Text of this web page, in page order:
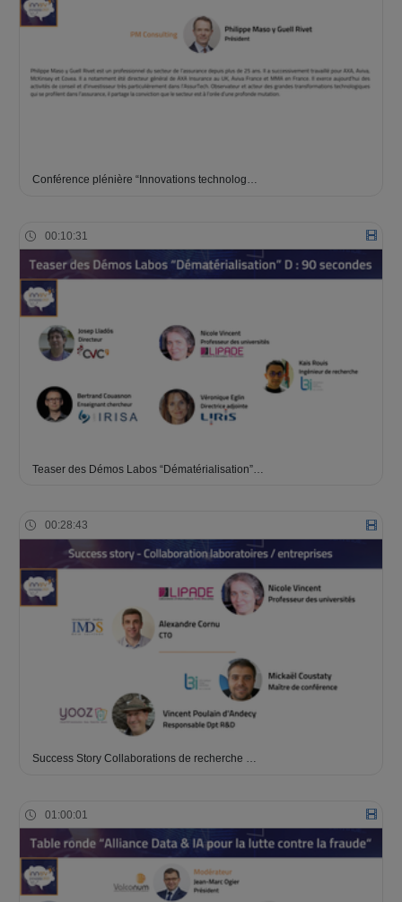
Conférence plénière “Innovations technolog…
00:10:31
Teaser des Démos Labos “Dématérialisation”…
00:28:43
Success Story Collaborations de recherche …
01:00:01